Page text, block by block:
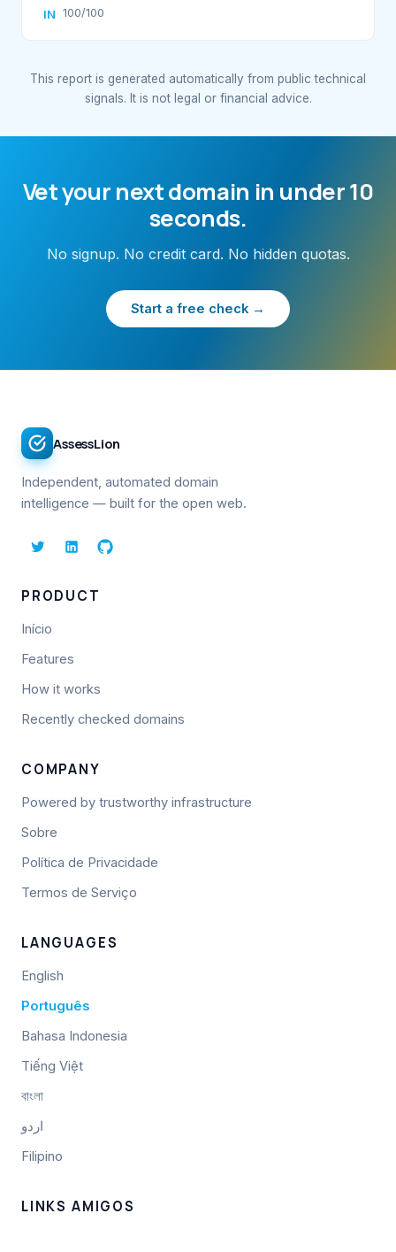
IN 100/100
This report is generated automatically from public technical
signals. It is not legal or financial advice.
Vet your next domain in under 10
seconds.
No signup. No credit card. No hidden quotas.
Start a free check →
AssessLion
Independent, automated domain
intelligence — built for the open web.
PRODUCT
Início
Features
How it works
Recently checked domains
COMPANY
Powered by trustworthy infrastructure
Sobre
Política de Privacidade
Termos de Serviço
LANGUAGES
English
Português
Bahasa Indonesia
Tiếng Việt
বাংলা
اردو
Filipino
LINKS AMIGOS